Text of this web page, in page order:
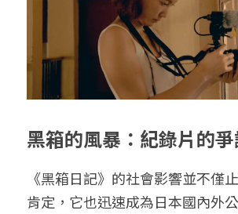
黑箱的風暴：紀錄片的
《黑箱日記》的社會影響並不僅
肯定，它也迅速成為日本國內外